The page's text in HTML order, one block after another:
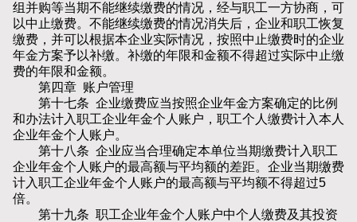
组并购等当期不能继续缴费的情况，经与职工一方协商，可
以中止缴费。不能继续缴费的情况消失后，企业和职工恢复
缴费，并可以根据本企业实际情况，按照中止缴费时的企业
年金方案予以补缴。补缴的年限和金额不得超过实际中止缴
费的年限和金额。
第四章 账户管理
第十七条 企业缴费应当按照企业年金方案确定的比例
和办法计入职工企业年金个人账户，职工个人缴费计入本人
企业年金个人账户。
第十八条 企业应当合理确定本单位当期缴费计入职工
企业年金个人账户的最高额与平均额的差距。企业当期缴费
计入职工企业年金个人账户的最高额与平均额不得超过5
倍。
第十九条 职工企业年金个人账户中个人缴费及其投资